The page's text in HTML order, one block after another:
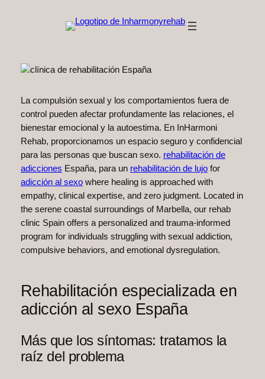
La compulsión sexual y los comportamientos fuera de
control pueden afectar profundamente las relaciones, el
bienestar emocional y la autoestima. En InHarmoni
Rehab, proporcionamos un espacio seguro y confidencial
para las personas que buscan sexo. rehabilitación de
adicciones España, para un rehabilitación de lujofor
adicción al sexowhere healing is approached with
empathy, clinical expertise, and zero judgment. Located in
the serene coastal surroundings of Marbella, our rehab
clinic Spain offers a personalized and trauma-informed
program for individuals struggling with sexual addiction,
compulsive behaviors, and emotional dysregulation.
Rehabilitación especializada en
adicción al sexo España
Más que los síntomas: tratamos la
raíz del problema